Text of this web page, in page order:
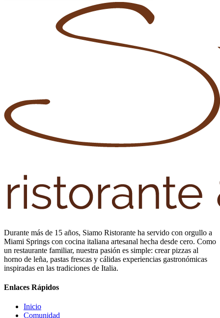
Durante más de 15 años, Siamo Ristorante ha servido con orgullo a
Miami Springs con cocina italiana artesanal hecha desde cero. Como
un restaurante familiar, nuestra pasión es simple: crear pizzas al
horno de leña, pastas frescas y cálidas experiencias gastronómicas
inspiradas en las tradiciones de Italia.
Enlaces Rápidos
Inicio
Comunidad